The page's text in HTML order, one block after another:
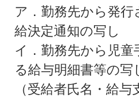
ア．勤務先から発
給決定通知の写し
イ．勤務先から児
る給与明細書等の写
（受給者氏名・給